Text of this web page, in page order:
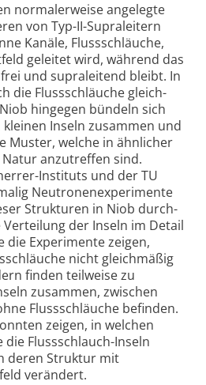
normalerweise angelegte
von Typ-II-Supra­leitern
Kanäle, Fluss­schläuche,
geleitet wird, während das
und supra­leitend bleibt. In
die Fluss­schläuche gleich­
hingegen bündeln sich
kleinen Inseln zusammen und
Muster, welche in ähnlicher
anzu­treffen sind.
Instituts und der TU
Neutronen­experimente
Strukturen in Niob durch­
der Inseln im Detail
die Experimente zeigen,
nicht gleich­mäßig
finden teilweise zu
zusammen, zwischen
Fluss­schläuche befinden.
zeigen, in welchen
Fluss­schlauch-Inseln
deren Struktur mit
verändert.